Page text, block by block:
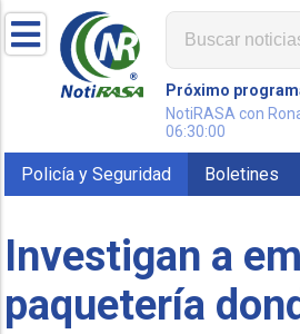
Próximo
NotiRASA con
06:30:00
Policía y Seguridad Boletines
Investigan a
paquetería